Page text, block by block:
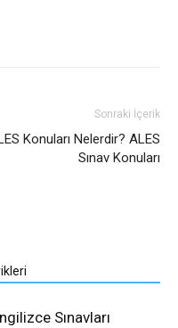
Sonraki İçerik
Konuları Nelerdir? ALES
Sınav Konuları
Sınavları